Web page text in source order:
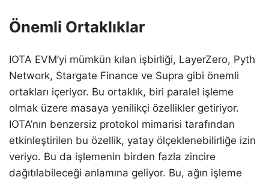
Önemli Ortaklıklar
IOTA EVM’yi mümkün kılan işbirliği, LayerZero, Pyth
Network, Stargate Finance ve Supra gibi önemli
ortakları içeriyor. Bu ortaklık, biri paralel işleme
olmak üzere masaya yenilikçi özellikler getiriyor.
IOTA’nın benzersiz protokol mimarisi tarafından
etkinleştirilen bu özellik, yatay ölçeklenebilirliğe izin
veriyo. Bu da işlemenin birden fazla zincire
dağıtılabileceği anlamına geliyor. Bu, ağın işleme